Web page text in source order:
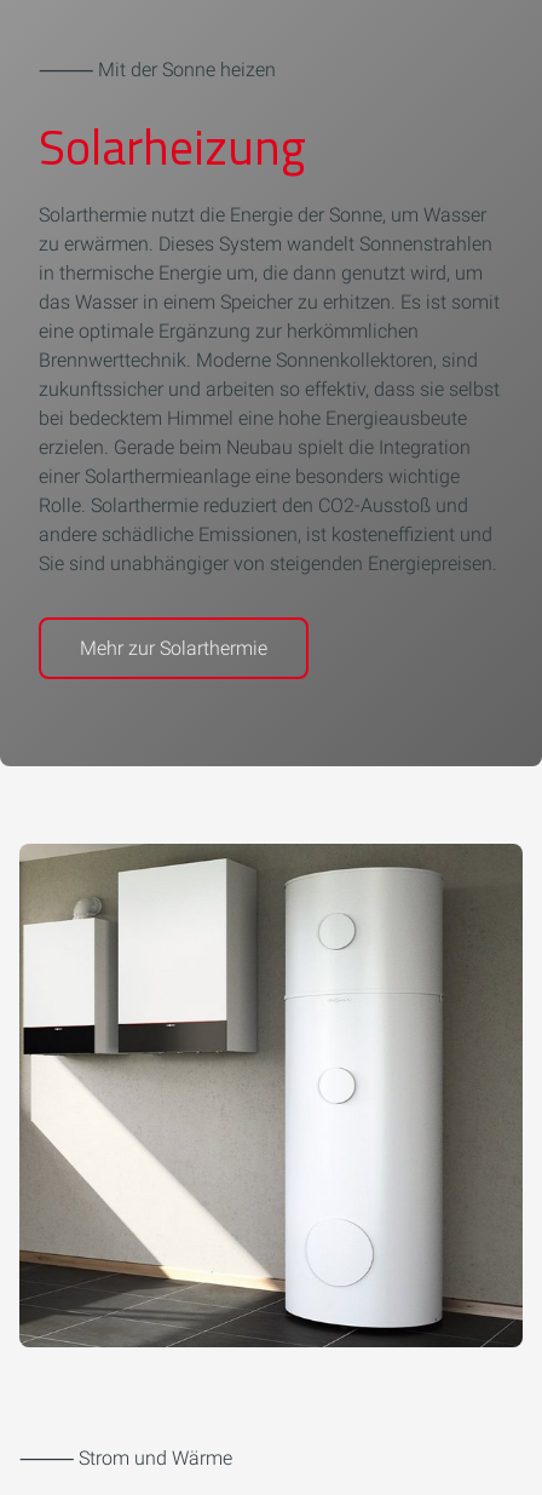
⸻ Mit der Sonne heizen
Solarheizung
Solarthermie nutzt die Energie der Sonne, um Wasser
zu erwärmen. Dieses System wandelt Sonnenstrahlen
in thermische Energie um, die dann genutzt wird, um
das Wasser in einem Speicher zu erhitzen. Es ist somit
eine optimale Ergänzung zur herkömmlichen
Brennwerttechnik. Moderne Sonnenkollektoren, sind
zukunftssicher und arbeiten so effektiv, dass sie selbst
bei bedecktem Himmel eine hohe Energieausbeute
erzielen. Gerade beim Neubau spielt die Integration
einer Solarthermieanlage eine besonders wichtige
Rolle. Solarthermie reduziert den CO2-Ausstoß und
andere schädliche Emissionen, ist kosteneffizient und
Sie sind unabhängiger von steigenden Energiepreisen.
Mehr zur Solarthermie
⸻ Strom und Wärme